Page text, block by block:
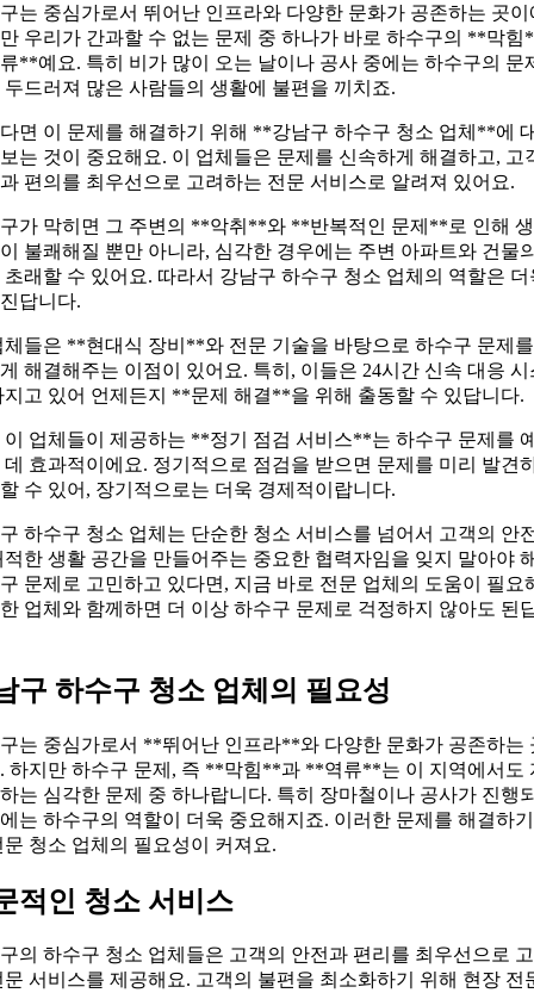
는 중심가로서 뛰어난 인프라와 다양한 문화가 공존하는 곳이
우리가 간과할 수 없는 문제 중 하나가 바로 하수구의 **막힘
**예요. 특히 비가 많이 오는 날이나 공사 중에는 하수구의 문
두드러져 많은 사람들의 생활에 불편을 끼치죠.
면 이 문제를 해결하기 위해 **강남구 하수구 청소 업체**에
는 것이 중요해요. 이 업체들은 문제를 신속하게 해결하고, 고
편의를 최우선으로 고려하는 전문 서비스로 알려져 있어요.
가 막히면 그 주변의 **악취**와 **반복적인 문제**로 인해
불쾌해질 뿐만 아니라, 심각한 경우에는 주변 아파트와 건물
초래할 수 있어요. 따라서 강남구 하수구 청소 업체의 역할은 더
답니다.
체들은 **현대식 장비**와 전문 기술을 바탕으로 하수구 문제
해결해주는 이점이 있어요. 특히, 이들은 24시간 신속 대응 시
지고 있어 언제든지 **문제 해결**을 위해 출동할 수 있답니다.
이 업체들이 제공하는 **정기 점검 서비스**는 하수구 문제를
데 효과적이에요. 정기적으로 점검을 받으면 문제를 미리 발견
수 있어, 장기적으로는 더욱 경제적이랍니다.
하수구 청소 업체는 단순한 청소 서비스를 넘어서 고객의 안
적한 생활 공간을 만들어주는 중요한 협력자임을 잊지 말아야
문제로 고민하고 있다면, 지금 바로 전문 업체의 도움이 필요
업체와 함께하면 더 이상 하수구 문제로 걱정하지 않아도 된
구 하수구 청소 업체의 필요성
는 중심가로서 **뛰어난 인프라**와 다양한 문화가 공존하는
하지만 하수구 문제, 즉 **막힘**과 **역류**는 이 지역에서도
는 심각한 문제 중 하나랍니다. 특히 장마철이나 공사가 진행
는 하수구의 역할이 더욱 중요해지죠. 이러한 문제를 해결하
문 청소 업체의 필요성이 커져요.
적인 청소 서비스
의 하수구 청소 업체들은 고객의 안전과 편리를 최우선으로
문 서비스를 제공해요. 고객의 불편을 최소화하기 위해 현장 전